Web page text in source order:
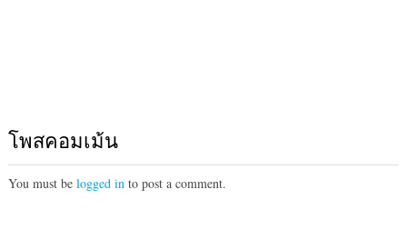
โพสคอมเม้น
You must be logged into post a comment.